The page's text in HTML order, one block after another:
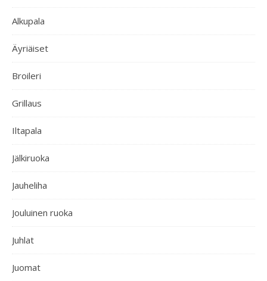
Alkupala
Äyriäiset
Broileri
Grillaus
Iltapala
Jälkiruoka
Jauheliha
Jouluinen ruoka
Juhlat
Juomat